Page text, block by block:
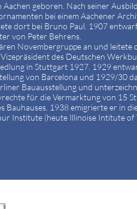
geboren. Nach seiner
bei einem Aachener
dort bei Bruno Paul. 1907
von Peter Behrens.
Novembergruppe an und leitete
des Deutschen
in Stuttgart 1927. 1929
von Barcelona und 1929/30
Bauausstellung und
für die Vermarktung von 15
1938 emigrierte er in
Institute (heute Illinoise Intitute of